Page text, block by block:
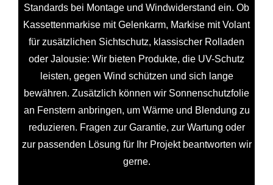
Standards bei Montage und Windwiderstand ein. Ob
Kassettenmarkise mit Gelenkarm, Markise mit Volant
für zusätzlichen Sichtschutz, klassischer Rolladen
oder Jalousie: Wir bieten Produkte, die UV-Schutz
leisten, gegen Wind schützen und sich lange
bewähren. Zusätzlich können wir Sonnenschutzfolie
an Fenstern anbringen, um Wärme und Blendung zu
reduzieren. Fragen zur Garantie, zur Wartung oder
zur passenden Lösung für Ihr Projekt beantworten wir
gerne.